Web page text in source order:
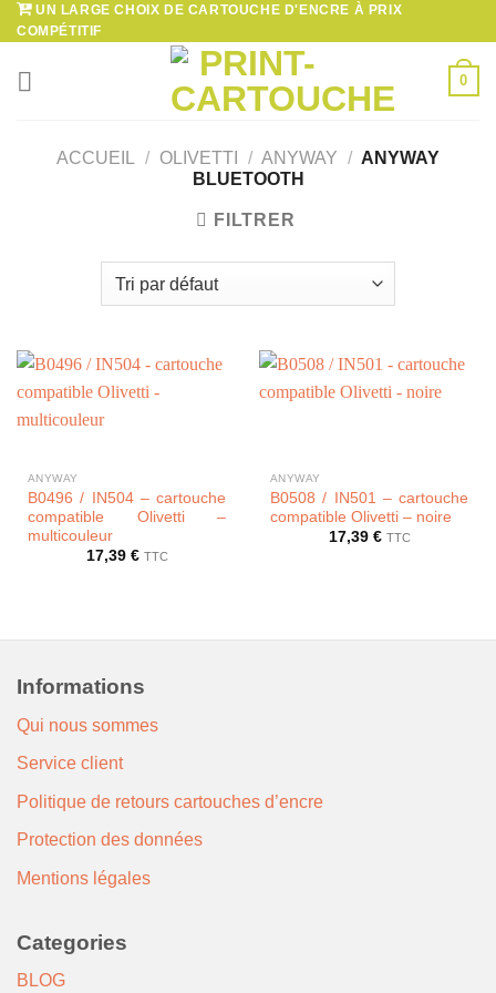
Passer
au
contenu
UN LARGE CHOIX DE CARTOUCHE D'ENCRE À PRIX
COMPÉTITIF
0
ACCUEIL / OLIVETTI / ANYWAY / ANYWAY
BLUETOOTH
FILTRER
ANYWAY
B0496 / IN504 – cartouche
compatible Olivetti –
multicouleur
17,39 € TTC
ANYWAY
B0508 / IN501 – cartouche
compatible Olivetti – noire
17,39 € TTC
Informations
Qui nous sommes
Service client
Politique de retours cartouches d’encre
Protection des données
Mentions légales
Categories
BLOG